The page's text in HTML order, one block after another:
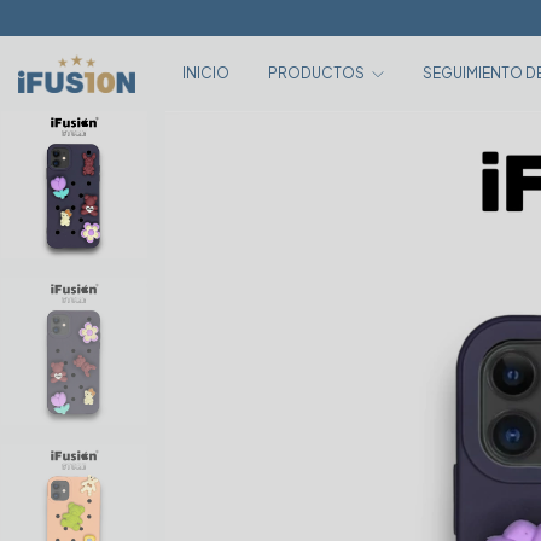
INICIO PRODUCTOS SEGUIMIENTO